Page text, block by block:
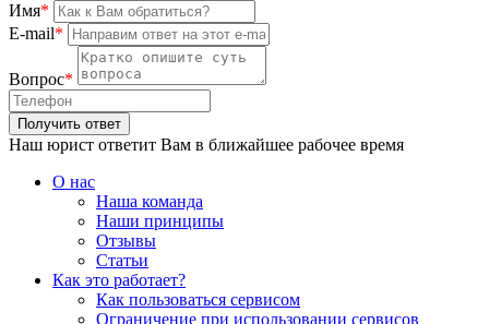
Имя*
E-mail*
Вопрос*
Наш юрист ответит Вам в ближайшее рабочее время
О нас
Наша команда
Наши принципы
Отзывы
Статьи
Как это работает?
Как пользоваться сервисом
Ограничение при использовании сервисов